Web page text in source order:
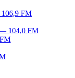
FM
104,0 FM